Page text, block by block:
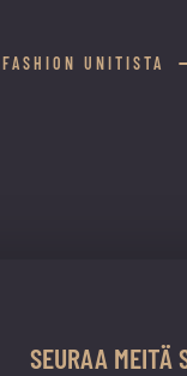
UNITISTA
SEURAA MEITÄ